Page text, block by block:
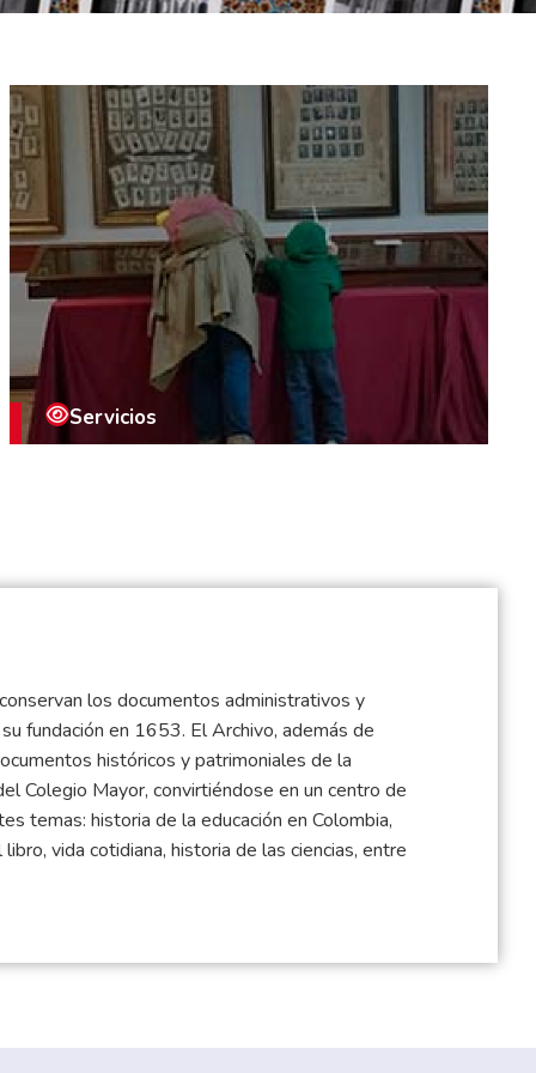
Servicios
los documentos administrativos y
fundación en 1653. El Archivo, además de
históricos y patrimoniales de la
Colegio Mayor, convirtiéndose en un centro de
temas: historia de la educación en Colombia,
vida cotidiana, historia de las ciencias, entre